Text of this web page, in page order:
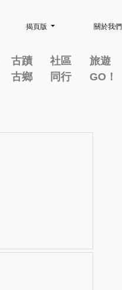
揭頁版 關於我們
古蹟
古鄉
社區
同行
旅遊
GO！